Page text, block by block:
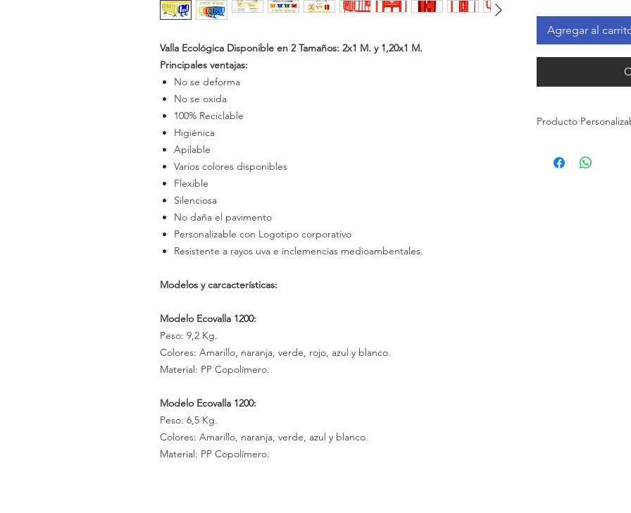
Valla Ecológica Disponible en 2 Tamaños: 2x1 M. y 1,20x1 M.
Principales ventajas:
No se deforma
No se oxida
100% Reciclable
Higiénica
Apilable
Varios colores disponibles
Flexible
Silenciosa
No daña el pavimento
Personalizable con Logotipo corporativo
Resistente a rayos uva e inclemencias medioambentales.
Modelos y carcacterísticas:
Modelo Ecovalla 1200:
Peso: 9,2 Kg.
Colores: Amarillo, naranja, verde, rojo, azul y blanco.
Material: PP Copolímero.
Modelo Ecovalla 1200:
Peso: 6,5 Kg.
Colores: Amarillo, naranja, verde, azul y blanco.
Material: PP Copolímero.
Agregar al
Producto
para personalizarlo